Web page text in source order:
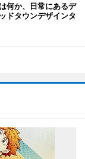
何か、日常にあるデ
ドタウンデザインタ